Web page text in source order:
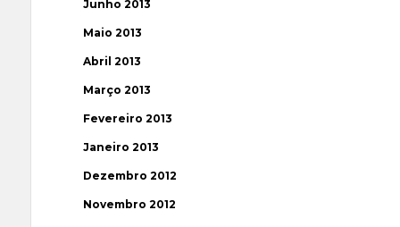
Junho 2013
Maio 2013
Abril 2013
Março 2013
Fevereiro 2013
Janeiro 2013
Dezembro 2012
Novembro 2012